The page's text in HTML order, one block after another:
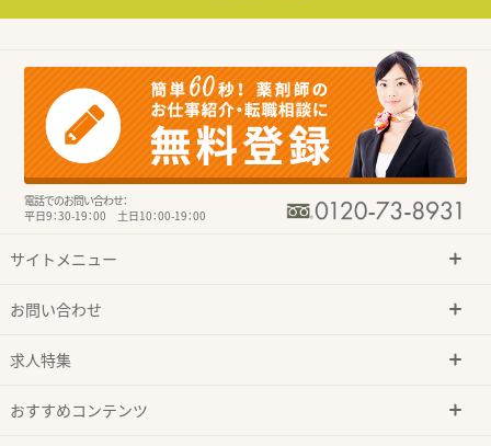
電話でのお問い合わせ：
平日9：30-19：00 土日10：00-19：00
サイトメニュー
お問い合わせ
求人特集
おすすめコンテンツ